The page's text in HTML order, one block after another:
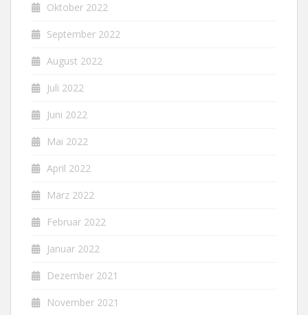
Oktober 2022
September 2022
August 2022
Juli 2022
Juni 2022
Mai 2022
April 2022
März 2022
Februar 2022
Januar 2022
Dezember 2021
November 2021